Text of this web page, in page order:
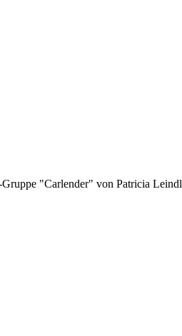
"Carlender" von Patricia Leindl